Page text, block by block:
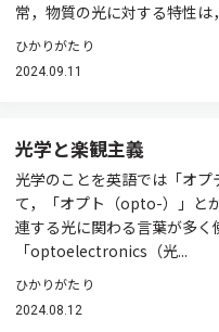
常，物質の光に対する特性は
ひかりがたり
2024.09.11
光学と楽観主義
光学のことを英語では「オ
て，「オプト（opto-）」と
連する光に関わる言葉が多く
「optoelectronics（光...
ひかりがたり
2024.08.12